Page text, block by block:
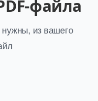
файла
нужны, из вашего